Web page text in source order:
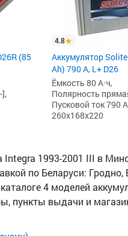
(85
4.8
Аккумулятор
Ah) 790 А, L+ D26
Ёмкость 80 А·ч,
Полярность
Пусковой ток 790
260x168x220
1993-2001 III в
по Беларуси:
4 моделей
пункты выдачи и